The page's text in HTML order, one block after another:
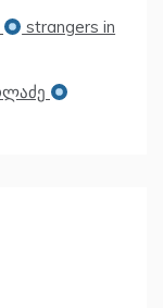
strangers in